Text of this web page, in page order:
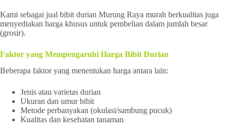
Kami sebagai jual bibit durian Murung Raya murah berkualitas juga
menyediakan harga khusus untuk pembelian dalam jumlah besar
(grosir).
Faktor yang Mempengaruhi Harga Bibit Durian
Beberapa faktor yang menentukan harga antara lain:
Jenis atau varietas durian
Ukuran dan umur bibit
Metode perbanyakan (okulasi/sambung pucuk)
Kualitas dan kesehatan tanaman